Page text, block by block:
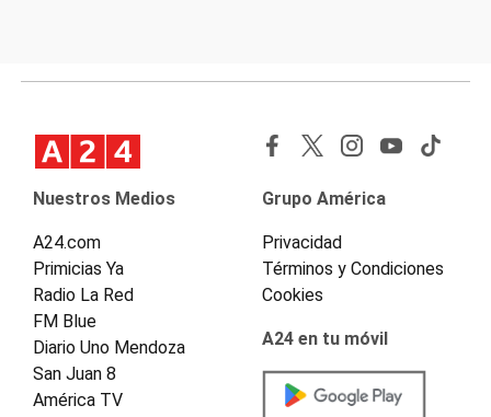
Nuestros Medios
A24.com
Primicias Ya
Radio La Red
FM Blue
Diario Uno Mendoza
San Juan 8
América TV
Grupo América
Privacidad
Términos y Condiciones
Cookies
A24 en tu móvil